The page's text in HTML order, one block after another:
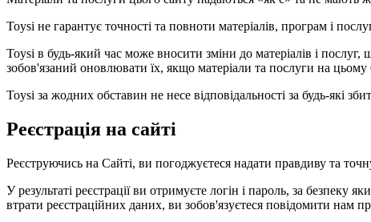
Toysi не гарантує точності та повноти матеріалів, програм і
Toysi в будь-який час може вносити зміни до матеріалів і
зобов'язаний оновлювати їх, якщо матеріали та послуги на цьому
Toysi за жодних обставин не несе відповідальності за будь-які
Реєстрація на сайті
Реєструючись на Сайті, ви погоджуєтеся надати правдиву та
У результаті реєстрації ви отримуєте логін і пароль, за безпеку
втрати реєстраційних даних, ви зобов'язуєтеся повідомити нам